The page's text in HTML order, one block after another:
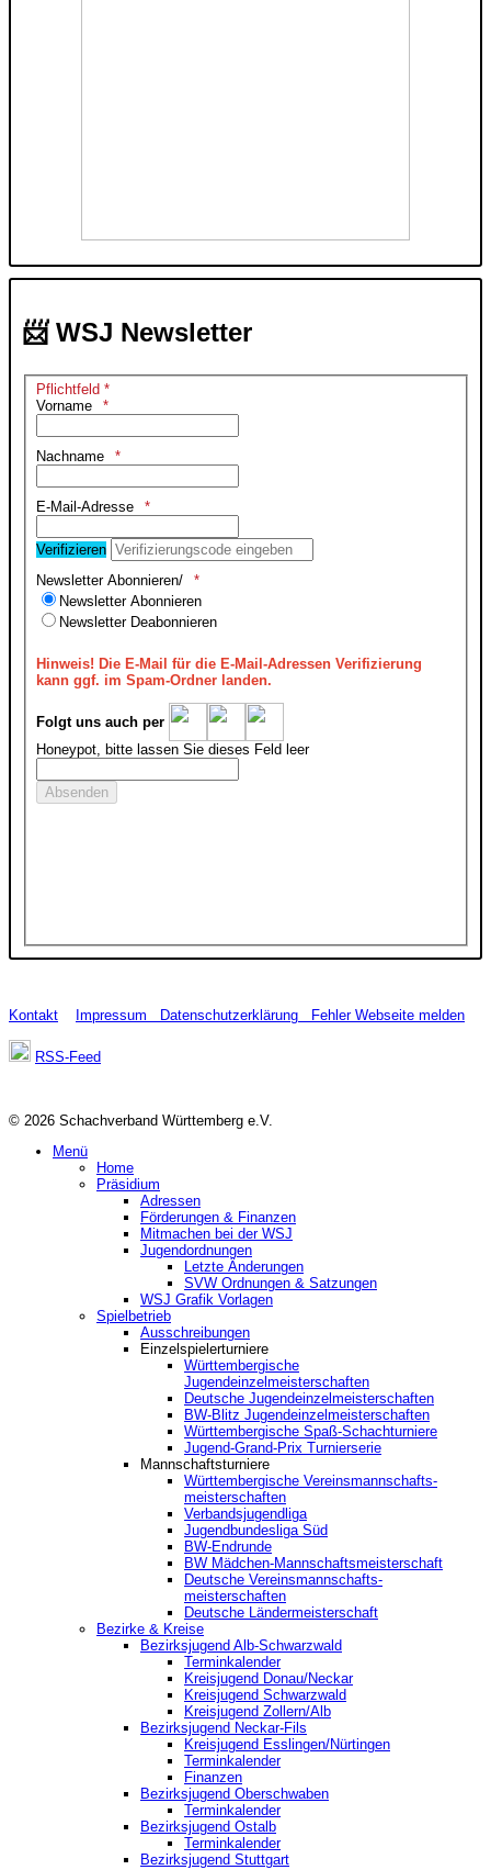
📨 WSJ Newsletter
Pflichtfeld *
Vorname
Nachname
E-Mail-Adresse
Verifizieren
Newsletter Abonnieren/
Newsletter Abonnieren
Newsletter Deabonnieren
Hinweis! Die E-Mail für die E-Mail-Adressen Verifizierung
kann ggf. im Spam-Ordner landen.
Folgt uns auch per
Honeypot, bitte lassen Sie dieses Feld leer
Kontakt Impressum Datenschutzerklärung Fehler Webseite melden
RSS-Feed
© 2026 Schachverband Württemberg e.V.
Menü
Home
Präsidium
Adressen
Förderungen & Finanzen
Mitmachen bei der WSJ
Jugendordnungen
Letzte Änderungen
SVW Ordnungen & Satzungen
WSJ Grafik Vorlagen
Spielbetrieb
Ausschreibungen
Einzelspielerturniere
Württembergische
Jugendeinzelmeisterschaften
Deutsche Jugendeinzelmeisterschaften
BW-Blitz Jugendeinzelmeisterschaften
Württembergische Spaß-Schachturniere
Jugend-Grand-Prix Turnierserie
Mannschaftsturniere
Württembergische Vereinsmannschafts-
meisterschaften
Verbandsjugendliga
Jugendbundesliga Süd
BW-Endrunde
BW Mädchen-Mannschaftsmeisterschaft
Deutsche Vereinsmannschafts-
meisterschaften
Deutsche Ländermeisterschaft
Bezirke & Kreise
Bezirksjugend Alb-Schwarzwald
Terminkalender
Kreisjugend Donau/Neckar
Kreisjugend Schwarzwald
Kreisjugend Zollern/Alb
Bezirksjugend Neckar-Fils
Kreisjugend ‎Esslingen/Nürtingen
Terminkalender
Finanzen
Bezirksjugend Oberschwaben
Terminkalender
Bezirksjugend Ostalb
Terminkalender
Bezirksjugend Stuttgart